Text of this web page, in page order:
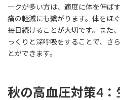
ークが多い方は、適度に体を伸ば
痛の軽減にも繋がります。体をほ
毎日続けることが大切です。また
っくりと深呼吸をすることで、さ
とができます。
秋の高血圧対策4